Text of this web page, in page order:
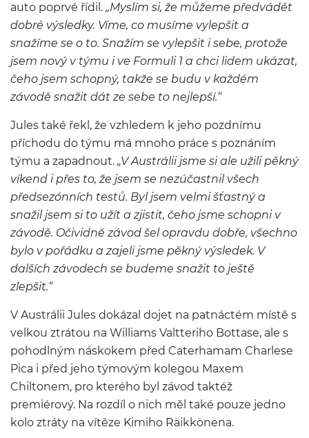
auto poprvé řídil. „Myslím si, že můžeme předvádět
dobré výsledky. Víme, co musíme vylepšit a
snažíme se o to. Snažím se vylepšit i sebe, protože
jsem nový v týmu i ve Formuli 1 a chci lidem ukázat,
čeho jsem schopný, takže se budu v každém
závodě snažit dát ze sebe to nejlepší.“
Jules také řekl, že vzhledem k jeho pozdnímu
příchodu do týmu má mnoho práce s poznáním
týmu a zapadnout. „V Austrálii jsme si ale užili pěkný
víkend i přes to, že jsem se nezúčastnil všech
předsezónních testů. Byl jsem velmi šťastný a
snažil jsem si to užít a zjistit, čeho jsme schopni v
závodě. Očividně závod šel opravdu dobře, všechno
bylo v pořádku a zajeli jsme pěkný výsledek. V
dalších závodech se budeme snažit to ještě
zlepšit.“
V Austrálii Jules dokázal dojet na patnáctém místě s
velkou ztrátou na Williams Valtteriho Bottase, ale s
pohodlným náskokem před Caterhamam Charlese
Pica i před jeho týmovým kolegou Maxem
Chiltonem, pro kterého byl závod taktéž
premiérový. Na rozdíl o nich měl také pouze jedno
kolo ztráty na vítěze Kimiho Räikkönena.